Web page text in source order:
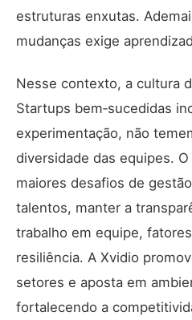
estruturas enxutas.
mudanças exige
Nesse contexto, a cultura
Startups bem‑sucedidas
experimentação, não
diversidade das equipes. O
maiores desafios de
talentos, manter a
trabalho em equipe,
resiliência. A Xvidio
setores e aposta em
fortalecendo a